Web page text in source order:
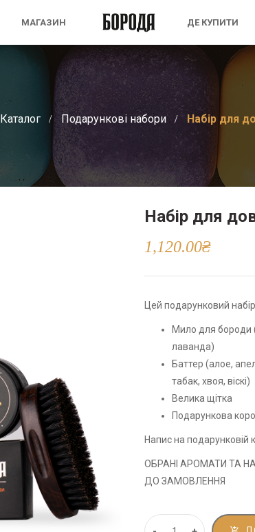
МАГАЗИН ДЕ КУПИТИ
Каталог Подарункові набори Набір для
Набір для
1,120.00₴
Цей подарунковий
Мило для бороди
лаванда)
Баттер (алое,
табак, хвоя, віскі)
Велика щітка
Подарункова
Напис на подарунковій
ОБРАНІ АРОМАТИ ТА
ДО ЗАМОВЛЕННЯ